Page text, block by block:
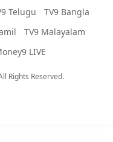
Telugu
TV9 Bangla
TV9 Malayalam
LIVE
Rights Reserved.